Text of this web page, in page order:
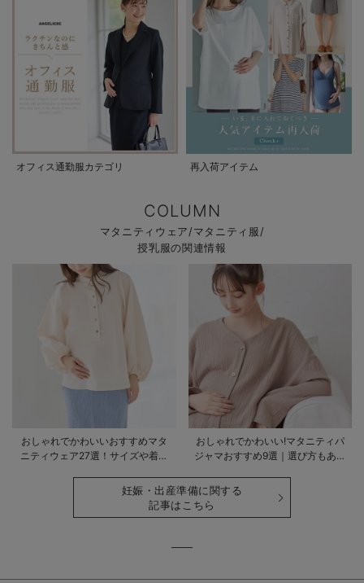
オフィス通勤服カテゴリ 再入荷アイテム
COLUMN
マタニティウェア/マタニティ服/
授乳服の関連情報
おしゃれでかわいいおすすめマタ
ニティウェア27選！サイズや着る
おしゃれでかわいい!マタニティパ
ジャマおすすめ9選｜選び方もあわ
妊娠・出産準備に関する
記事はこちら